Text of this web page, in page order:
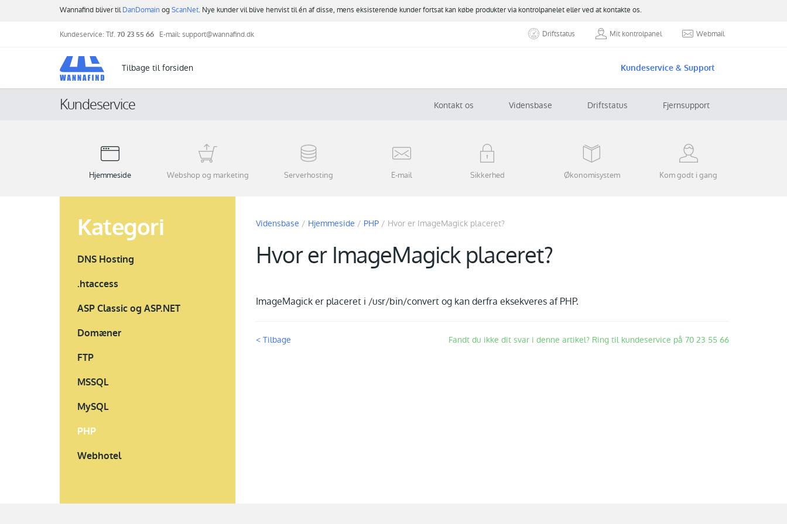
Wannafind bliver tilDanDomainogScanNet. Nye kunder vil blive henvist til én af disse, mens eksisterende kunder fortsat kan købe produkter via kontrolpanelet eller ved at kontakte os.
Kundeservice: Tlf. 70 23 55 66 E-mail: support@wannafind.dk Driftstatus Mit kontrolpanel Webmail
Tilbage til forsiden Kundeservice & Support
Kundeservice Kontakt os Vidensbase Driftstatus Fjernsupport
Hjemmeside Webshop og marketing Serverhosting E-mail Sikkerhed Økonomisystem Kom godt i gang
Kategori
DNS Hosting
.htaccess
ASP Classic og ASP.NET
Domæner
FTP
MSSQL
MySQL
PHP
Webhotel
Vidensbase / Hjemmeside / PHP / Hvor er ImageMagick placeret?
Hvor er ImageMagick placeret?
ImageMagick er placeret i /usr/bin/convert og kan derfra eksekveres af PHP.
< Tilbage Fandt du ikke dit svar i denne artikel? Ring til kundeservice på 70 23 55 66